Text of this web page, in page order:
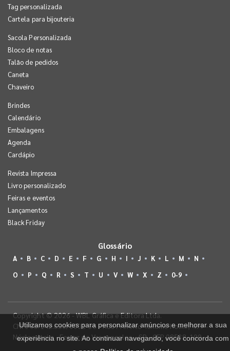
Tag personalizada
Cartela para bijouteria
Sacola Personalizada
Bloco de notas
Talão de pedidos
Caneta
Chaveiro
Brindes
Calendário
Embalagens
Agenda
Cardápio
Revista Impressa
Livro personalizado
Feiras e eventos
Lançamentos
Black Friday
Glossário
A B C D E F G H I J K L M
N
O
P Q R S T U V W X Z 0-9
Copyright © 2026 - WBL Gráfica e Editora Ltda.
CNPJ 08.142.850/0001-36 - Rua Prefeito Takume Koike, 499 -
Núcleo Itaim - Ferraz de Vasconcelos - SP - CEP 08538-100
Utilizamos cookies para personalizar anúncios e melhorar a sua
experiência no site. Ao continuar navegando, você concorda com